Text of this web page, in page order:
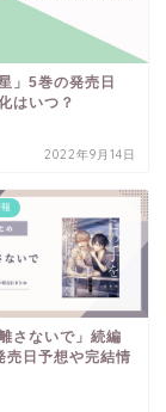
」5巻の発売日
はいつ？
2022年9月14日
さないで」続編
売日予想や完結情